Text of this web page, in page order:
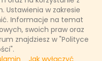
Ustawienia w zakresie
Informacje na temat
swoich praw oraz
znajdziesz w "Polityce
Jak wyłączyć